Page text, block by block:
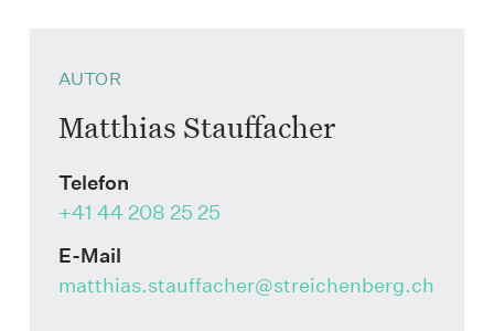
AUTOR
Matthias Stauffacher
Telefon
+41 44 208 25 25
E-Mail
matthias.stauffacher@streichenberg.ch